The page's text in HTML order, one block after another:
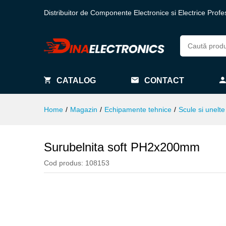
Distribuitor de Componente Electronice si Electrice
CATALOG CONTACT
Home / Magazin / Echipamente tehnice / Scule si unelte
Surubelnita soft PH2x200mm
Cod produs: 108153